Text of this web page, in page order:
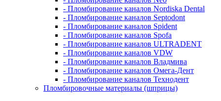
- Пломбирование каналов Nordiska Dental
- Пломбирование каналов Septodont
- Пломбирование каналов Spident
- Пломбирование каналов Spofa
- Пломбирование каналов ULTRADENT
- Пломбирование каналов VDW
- Пломбирование каналов Владмива
- Пломбирование каналов Омега-Дент
- Пломбирование каналов Технодент
Пломбировочные материалы (шприцы)